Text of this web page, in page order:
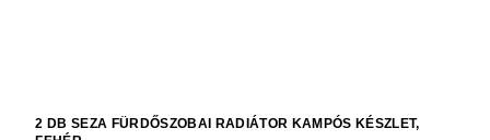
2 DB SEZA FÜRDŐSZOBAI RADIÁTOR KAMPÓS KÉSZLET,